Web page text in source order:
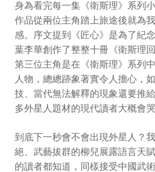
身為看完每一集《衛斯理》系列
作品從兩位主角踏上旅途後就為
感。序文提到《匠心》是為了紀
葉李華創作了整整十冊《衛斯理
第三位主角是在《衛斯理》系列
人物，總總跡象著實令人擔心，
技、當代無法解釋的現象還要推
多外星人題材的現代讀者大概會哭
到底下一秒會不會出現外星人？
絕、武藝拔群的柳兒展露語言天
的讀者都知道，同樣接受中國武